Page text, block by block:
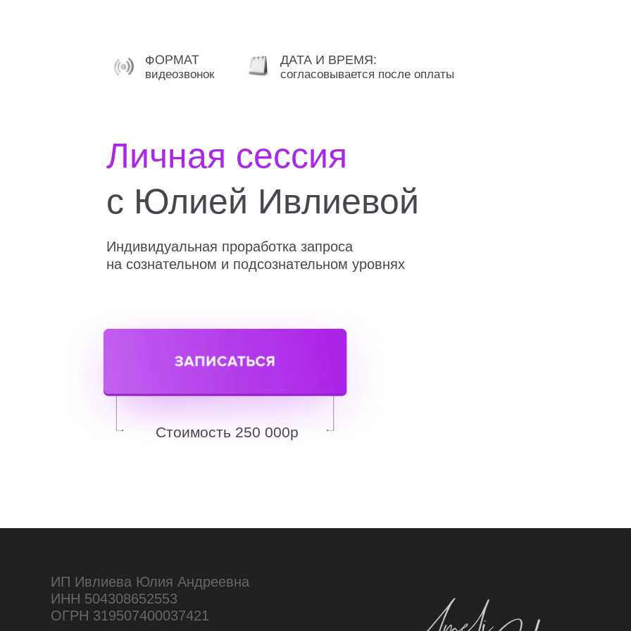
Личная сессия
с Юлией Ивлиевой
Стоимость 250 000р
Индивидуальная проработка запроса
на сознательном и подсознательном уровнях
ДАТА И ВРЕМЯ:
согласовывается после оплаты
ФОРМАТ
видеозвонок
ИП Ивлиева Юлия Андреевна
ИНН 504308652553
ОГРН 319507400037421